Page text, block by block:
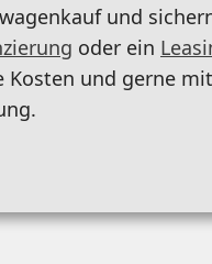
und
oder ein
Kosten und gerne